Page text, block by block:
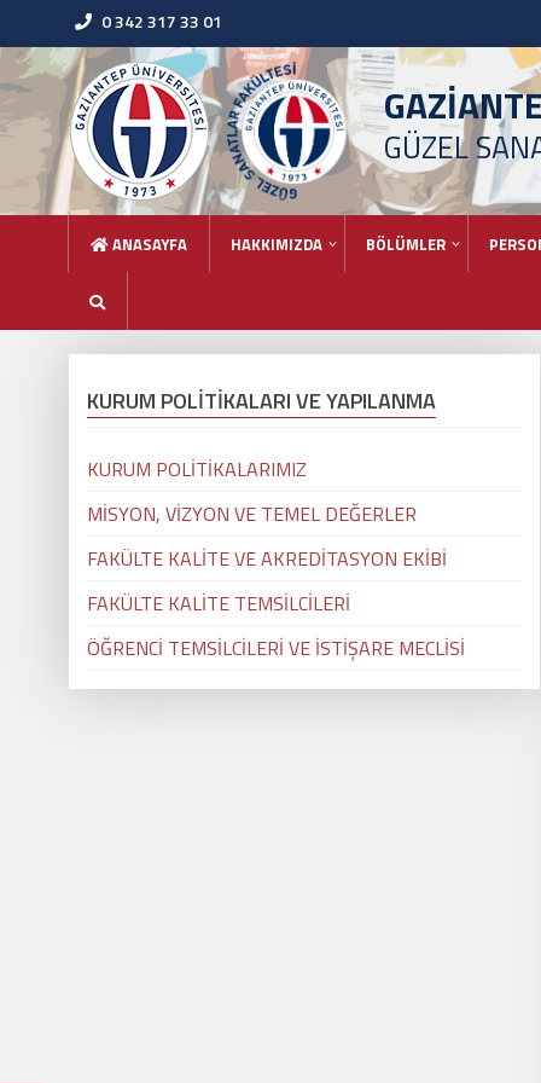
0 342 317 33 01
GÜZEL
ANASAYFA HAKKIMIZDA BÖLÜMLER
KURUM POLİTİKALARI VE YAPILANMA
KURUM POLİTİKALARIMIZ
MİSYON, VİZYON VE TEMEL DEĞERLER
FAKÜLTE KALİTE VE AKREDİTASYON EKİBİ
FAKÜLTE KALİTE TEMSİLCİLERİ
ÖĞRENCİ TEMSİLCİLERİ VE İSTİŞARE MECLİSİ